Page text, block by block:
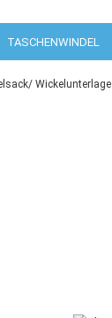
TASCHENWINDEL
Wickelunterlage